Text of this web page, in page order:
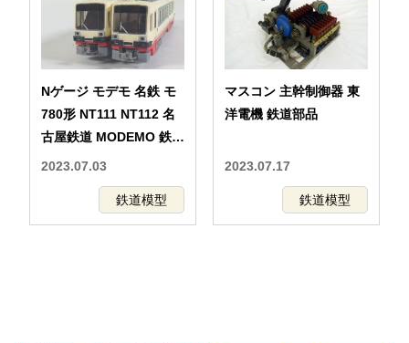
Nゲージ モデモ 名鉄 モ
780形 NT111 NT112 名
古屋鉄道 MODEMO 鉄道
模型
2023.07.03
鉄道模型
マスコン 主幹制御器 東
洋電機 鉄道部品
2023.07.17
鉄道模型